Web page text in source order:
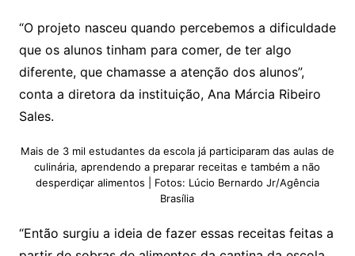
“O projeto nasceu quando percebemos a dificuldade
que os alunos tinham para comer, de ter algo
diferente, que chamasse a atenção dos alunos”,
conta a diretora da instituição, Ana Márcia Ribeiro
Sales.
Mais de 3 mil estudantes da escola já participaram das aulas de
culinária, aprendendo a preparar receitas e também a não
desperdiçar alimentos | Fotos: Lúcio Bernardo Jr/Agência
Brasília
“Então surgiu a ideia de fazer essas receitas feitas a